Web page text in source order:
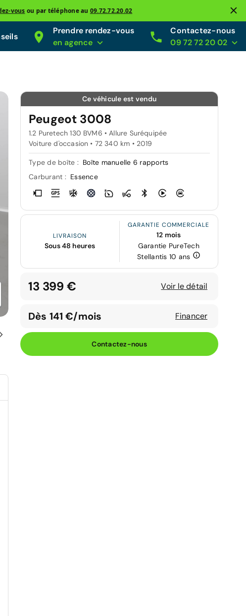
vous ou par téléphone au 09.72.72.20.02
Prendre rendez-vous
en agence
Contactez-nous
09 72 72 20 02
Ce véhicule est vendu
Peugeot 3008
1.2 Puretech 130 BVM6 • Allure Suréquipée
Voiture d'occasion • 72 340 km • 2019
Type de boîte : Boîte manuelle 6 rapports
Carburant : Essence
LIVRAISON
Sous 48 heures
GARANTIE COMMERCIALE
12 mois
Garantie PureTech
Stellantis 10 ans
13 399 € Voir le détail
Dès 141 €/mois Financer
Contactez-nous